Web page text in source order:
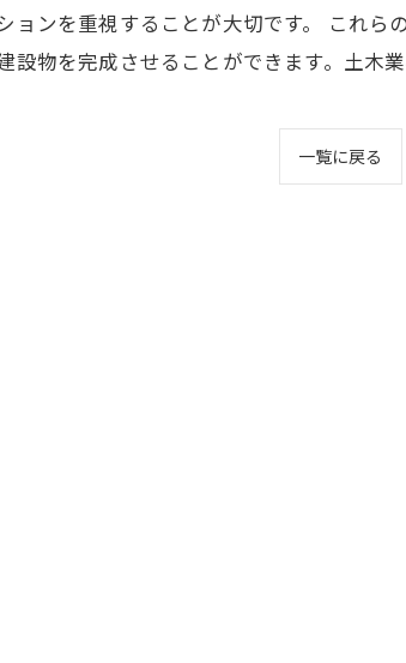
ョンを重視することが大切です。 これ
物を完成させることができます。土木
一覧に戻る